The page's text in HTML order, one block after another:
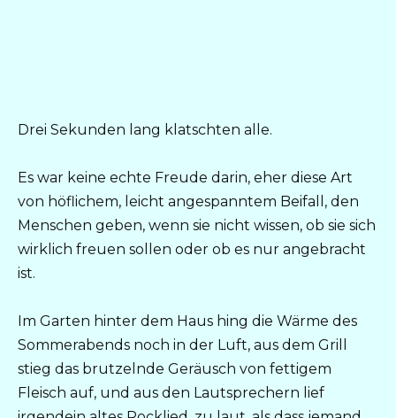
Drei Sekunden lang klatschten alle.
Es war keine echte Freude darin, eher diese Art
von höflichem, leicht angespanntem Beifall, den
Menschen geben, wenn sie nicht wissen, ob sie sich
wirklich freuen sollen oder ob es nur angebracht
ist.
Im Garten hinter dem Haus hing die Wärme des
Sommerabends noch in der Luft, aus dem Grill
stieg das brutzelnde Geräusch von fettigem
Fleisch auf, und aus den Lautsprechern lief